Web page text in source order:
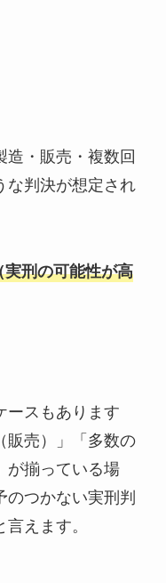
造・販売・複数回
な判決が想定され
刑の可能性が高
ースもあります
販売）」「多数の
が揃っている場
つかない実刑判
えます。